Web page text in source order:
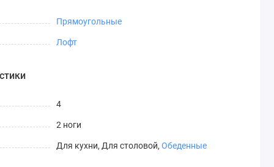
Прямоугольные
Лофт
4
2 ноги
Для кухни, Для столовой, Обеденные